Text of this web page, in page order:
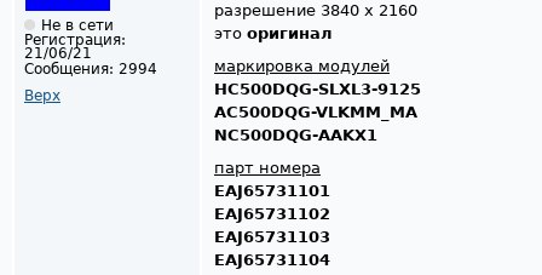
Не в сети
Регистрация:
21/06/21
Сообщения: 2994
Верх
разрешение 3840 х 2160
это оригинал
маркировка модулей
HC500DQG-SLXL3-9125
AC500DQG-VLKMM_MA
NC500DQG-AAKX1
парт номера
EAJ65731101
EAJ65731102
EAJ65731103
EAJ65731104